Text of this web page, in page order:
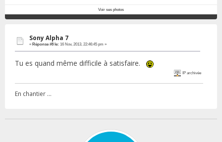
Voir ses photos
Sony Alpha 7
« Réponse #8 le: 16 Nov, 2013, 22:46:45 pm »
Tu es quand même difficile à satisfaire.
IP archivée
En chantier ...